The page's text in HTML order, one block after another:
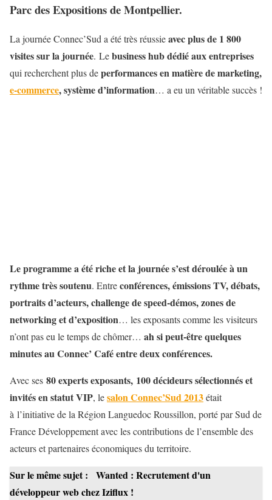
Parc des Expositions de Montpellier.
La journée Connec’Sud a été très réussieavec plus de 1 800
visites sur la journée. Lebusiness hub dédié aux entreprises
qui recherchent plus deperformances en matière de marketing,
e-commerce, système d’information… a eu un véritable succès !
Le programme a été riche et la journée s’est déroulée à un
rythme très soutenu. Entreconférences, émissions TV, débats,
portraits d’acteurs, challenge de speed-démos, zones de
networking et d’exposition… les exposants comme les visiteurs
n’ont pas eu le temps de chômer… ah si peut-être quelques
minutes au Connec’ Café entre deux conférences.
Avec ses 80 experts exposants, 100 décideurs sélectionnés et
invités en statut VIP, lesalon Connec’Sud 2013était
à l’initiative de la Région Languedoc Roussillon, porté par Sud de
France Développement avec les contributions de l’ensemble des
acteurs et partenaires économiques du territoire.
Sur le même sujet :
Wanted : Recrutement d'un
développeur web chez Iziflux !